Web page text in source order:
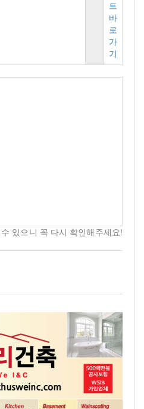
트
바
로
가
기
있으니 꼭 다시 확인해주세요!